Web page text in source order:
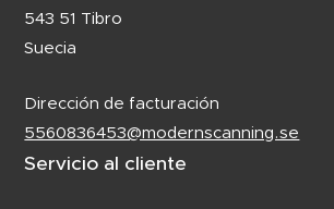
543 51 Tibro
Suecia
Dirección de facturación
5560836453@modernscanning.se
Servicio al cliente